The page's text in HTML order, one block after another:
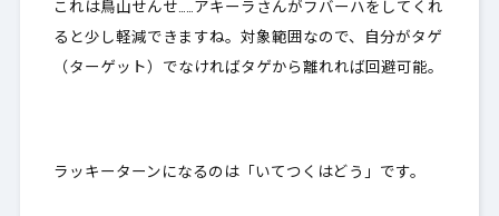
これは鳥山せんせ……アキーラさんがフバーハをしてくれ
ると少し軽減できますね。対象範囲なので、自分がタゲ
（ターゲット）でなければタゲから離れれば回避可能。
ラッキーターンになるのは「いてつくはどう」です。